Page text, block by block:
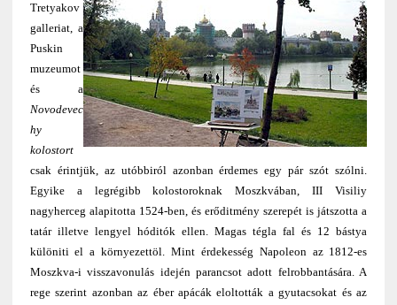
Tretyakov
galleriat, a
Puskin
muzeumot
és a
Novodevec
hy
kolostort
csak érintjük, az utóbbiról azonban érdemes egy pár szót szólni.
Egyike a legrégibb kolostoroknak Moszkvában, III Visiliy
nagyherceg alapitotta 1524-ben, és erőditmény szerepét is játszotta a
tatár illetve lengyel hóditók ellen. Magas tégla fal és 12 bástya
különiti el a környezettöl. Mint érdekesség Napoleon az 1812-es
Moszkva-i visszavonulás idején parancsot adott felrobbantására. A
rege szerint azonban az éber apácák eloltották a gyutacsokat és az